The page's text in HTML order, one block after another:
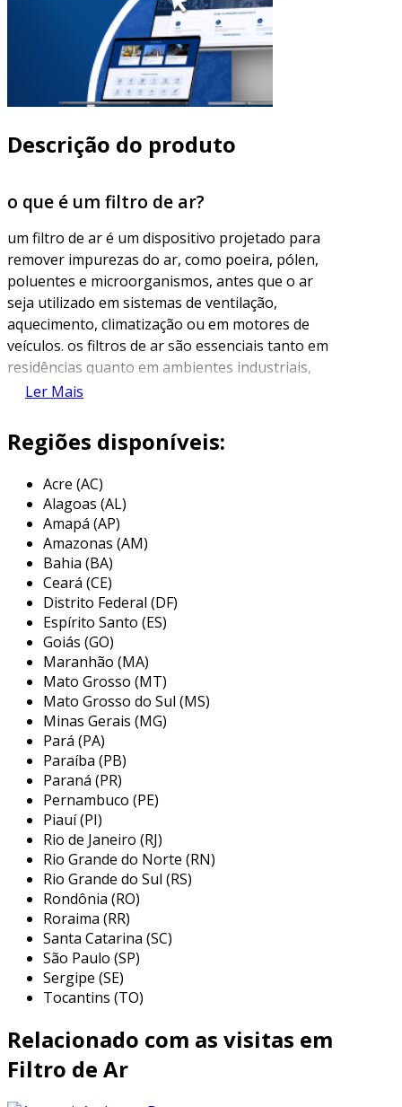
Descrição do produto
o que é um filtro de ar?
um filtro de ar é um dispositivo projetado para
remover impurezas do ar, como poeira, pólen,
poluentes e microorganismos, antes que o ar
seja utilizado em sistemas de ventilação,
aquecimento, climatização ou em motores de
veículos. os filtros de ar são essenciais tanto em
residências quanto em ambientes industriais,
uma vez que contribuem para a qualidade do ar
existem diversos tipos de filtros de ar, cada um
escolha do filtro adequado depende de fatores
como o tamanho do espaço, a presença de
alérgenos e a finalidade do uso. a manutenção
regular dos filtros é crucial para garantir seu
desempenho eficaz e prolongar a vida útil dos
sistemas que utilizam ar filtrado.
principais aplicações do filtro de ar
os filtros de ar têm um amplo espectro de
aplicações em diferentes setores, desde
residências até indústrias. sua principal função
é garantir um ambiente saudável, livre de
poluentes, além de proteger equipamentos e
sistemas de mais desgaste. entre as principais
aplicações, podemos destacar:
resíduos industriais:
utilizados em fábricas e indústrias para
capturar partículas nocivas e garantir um
ambiente de trabalho seguro.
veículos:no contexto automotivo, filtros
de ar são essenciais para o
funcionamento adequado do motor,
ajudando a aumentar a eficiência de
climatização e aquecimento:em
sistemas de climatização, os filtros ajudam
Ler Mais
Regiões disponíveis:
Acre (AC)
Alagoas (AL)
Amapá (AP)
Amazonas (AM)
Bahia (BA)
Ceará (CE)
Distrito Federal (DF)
Espírito Santo (ES)
Goiás (GO)
Maranhão (MA)
Mato Grosso (MT)
Mato Grosso do Sul (MS)
Minas Gerais (MG)
Pará (PA)
Paraíba (PB)
Paraná (PR)
Pernambuco (PE)
Piauí (PI)
Rio de Janeiro (RJ)
Rio Grande do Norte (RN)
Rio Grande do Sul (RS)
Rondônia (RO)
Roraima (RR)
Santa Catarina (SC)
São Paulo (SP)
Sergipe (SE)
Tocantins (TO)
Relacionado com as visitas em
Filtro de Ar